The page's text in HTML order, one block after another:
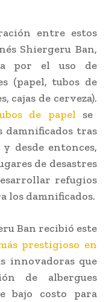
entre estos
Shiergeru Ban,
por el uso de
(papel, tubos de
cajas de cerveza).
de papel se
damnificados tras
desde entonces,
de desastres
refugios
los damnificados.
Ban recibió este
prestigioso en
innovadoras que
de albergues
bajo costo para